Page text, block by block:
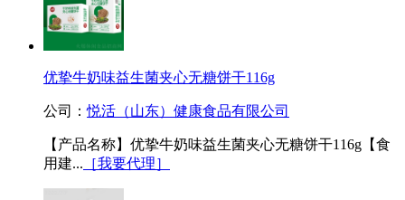
优挚牛奶味益生菌夹心无糖饼干116g
公司：悦活（山东）健康食品有限公司
【产品名称】优挚牛奶味益生菌夹心无糖饼干116g【食
用建... ［我要代理］